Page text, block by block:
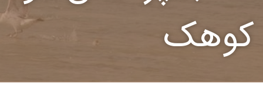
کوهک